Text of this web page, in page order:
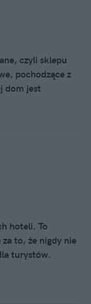
czyli sklepu
pochodzące z
dom jest
hoteli. To
to, że nigdy nie
turystów.